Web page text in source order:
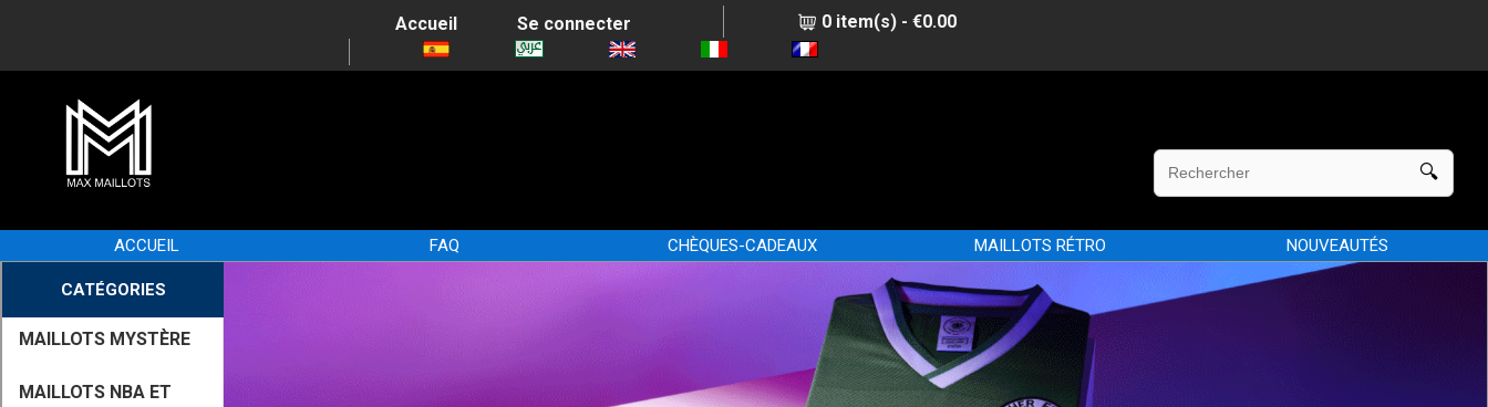
Accueil Se connecter 0 item(s) - €0.00
ACCUEIL FAQ CHÈQUES-CADEAUX MAILLOTS RÉTRO NOUVEAUTÉS
CATÉGORIES
MAILLOTS MYSTÈRE
MAILLOTS NBA ET